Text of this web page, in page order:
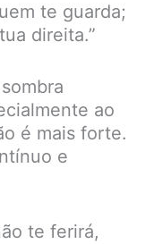
te guarda;
direita.”
ao
é mais forte.
e
te ferirá,